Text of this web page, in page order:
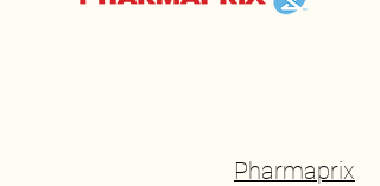
Pharmaprix